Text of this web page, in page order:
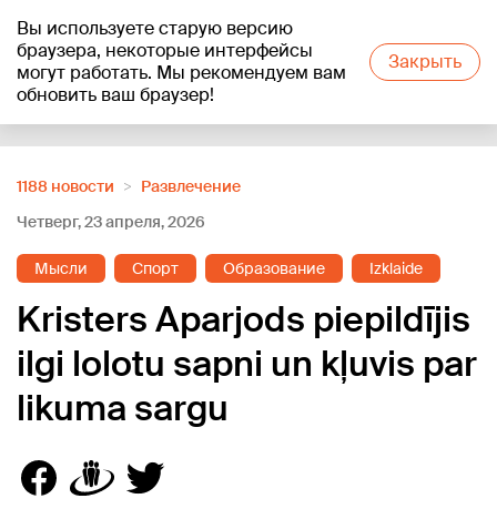
Вы используете старую версию
браузера, некоторые интерфейсы
могут работать. Мы рекомендуем вам
обновить ваш браузер!
Закрыть
+22°C
1188 новости
Развлечение
Четверг, 23 апреля, 2026
Мысли Спорт Образование Izklaide
Kristers Aparjods piepildījis
ilgi lolotu sapni un kļuvis par
likuma sargu